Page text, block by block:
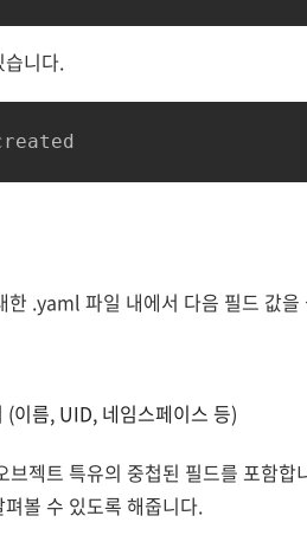
습니다.
.yaml 파일 내에서 다음 필드 값을
이름, UID, 네임스페이스 등)
젝트 특유의 중첩된 필드를 포함합
볼 수 있도록 해줍니다.